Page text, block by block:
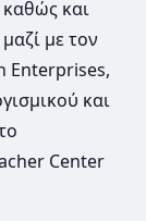
καθώς και
με τον
Enterprises,
και
Center